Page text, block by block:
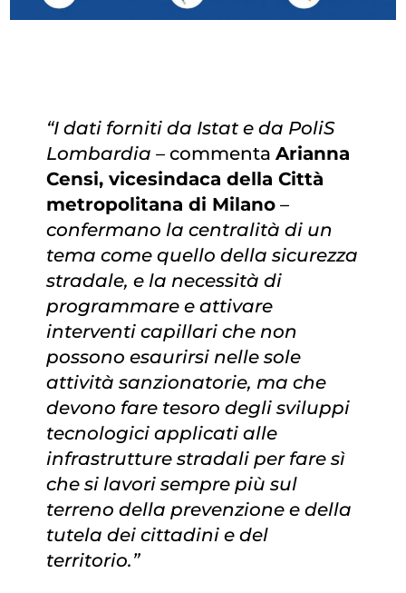
“I dati forniti da Istat e da PoliS
Lombardia –commentaArianna
Censi, vicesindaca della Città
metropolitana di Milano –
confermano la centralità di un
tema come quello della sicurezza
stradale, e la necessità di
programmare e attivare
interventi capillari che non
possono esaurirsi nelle sole
attività sanzionatorie, ma che
devono fare tesoro degli sviluppi
tecnologici applicati alle
infrastrutture stradali per fare sì
che si lavori sempre più sul
terreno della prevenzione e della
tutela dei cittadini e del
territorio.”